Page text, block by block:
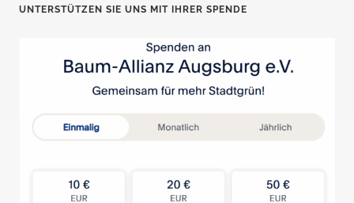
UNTERSTÜTZEN SIE UNS MIT IHRER SPENDE